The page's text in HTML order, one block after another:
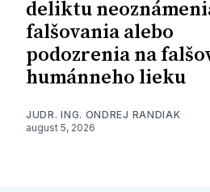
deliktu
falšovania alebo
podozrenia na
humánneho lieku
JUDR. ING. ONDREJ RANDIAK
august 5, 2026